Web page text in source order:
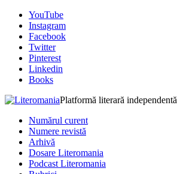
YouTube
Instagram
Facebook
Twitter
Pinterest
Linkedin
Books
Platformă literară independentă
Numărul curent
Numere revistă
Arhivă
Dosare Literomania
Podcast Literomania